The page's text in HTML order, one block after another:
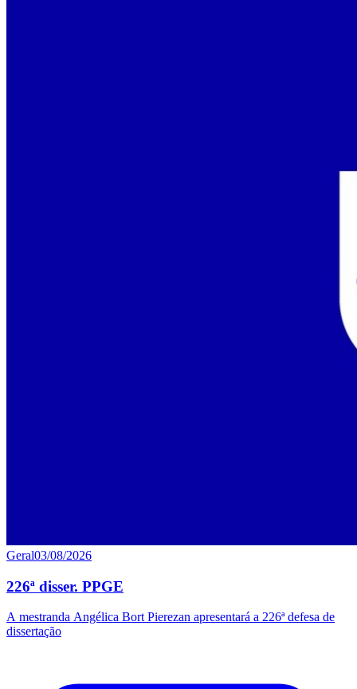
Geral03/08/2026
226ª disser. PPGE
A mestranda Angélica Bort Pierezan apresentará a 226ª defesa de
dissertação